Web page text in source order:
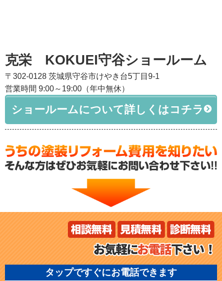
克栄 KOKUEI守谷ショールーム
〒302-0128 茨城県守谷市けやき台5丁目9-1
営業時間 9:00～19:00（年中無休）
ショールームについて詳しくはコチラ
タップですぐにお電話できます